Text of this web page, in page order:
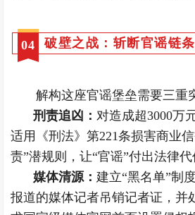
04 破壁之战：斩断官谣链
解构这座官谣堡垒需要三重
刑责追凶：对造成超3000万
适用《刑法》第221条损害商业
责”潜规则，让“官谣”付出法律
媒体清源：建立“黑名单”制
报道的媒体记者吊销记者证，并